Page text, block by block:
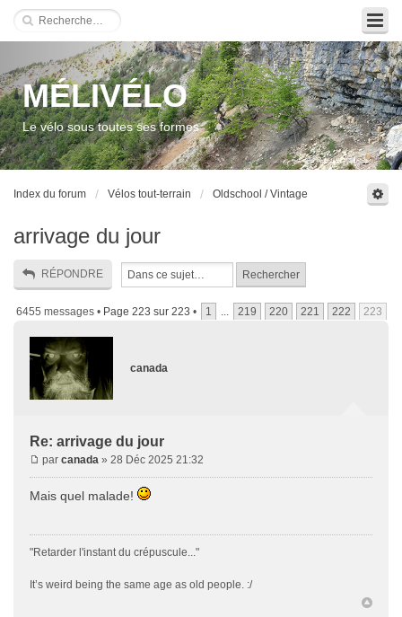
MÉLIVÉLO
Le vélo sous toutes ses formes
Index du forum Vélos tout-terrain Oldschool / Vintage
arrivage du jour
RÉPONDRE
6455 messages • Page 223 sur 223 • 1 ... 219 220 221 222 223
canada
Re: arrivage du jour
par canada » 28 Déc 2025 21:32
Mais quel malade!
"Retarder l'instant du crépuscule..."
It’s weird being the same age as old people. :/